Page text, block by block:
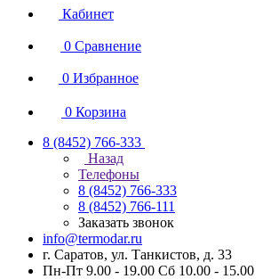
Кабинет
0 Сравнение
0 Избранное
0 Корзина
8 (8452) 766-333
Назад
Телефоны
8 (8452) 766-333
8 (8452) 766-111
Заказать звонок
info@termodar.ru
г. Саратов, ул. Танкистов, д. 33
Пн-Пт 9.00 - 19.00 Сб 10.00 - 15.00